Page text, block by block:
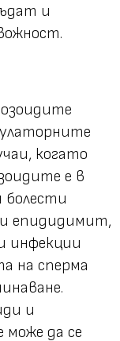
и
когато
е в
болести
eпидидимит,
инфекции
на сперма
и
да се